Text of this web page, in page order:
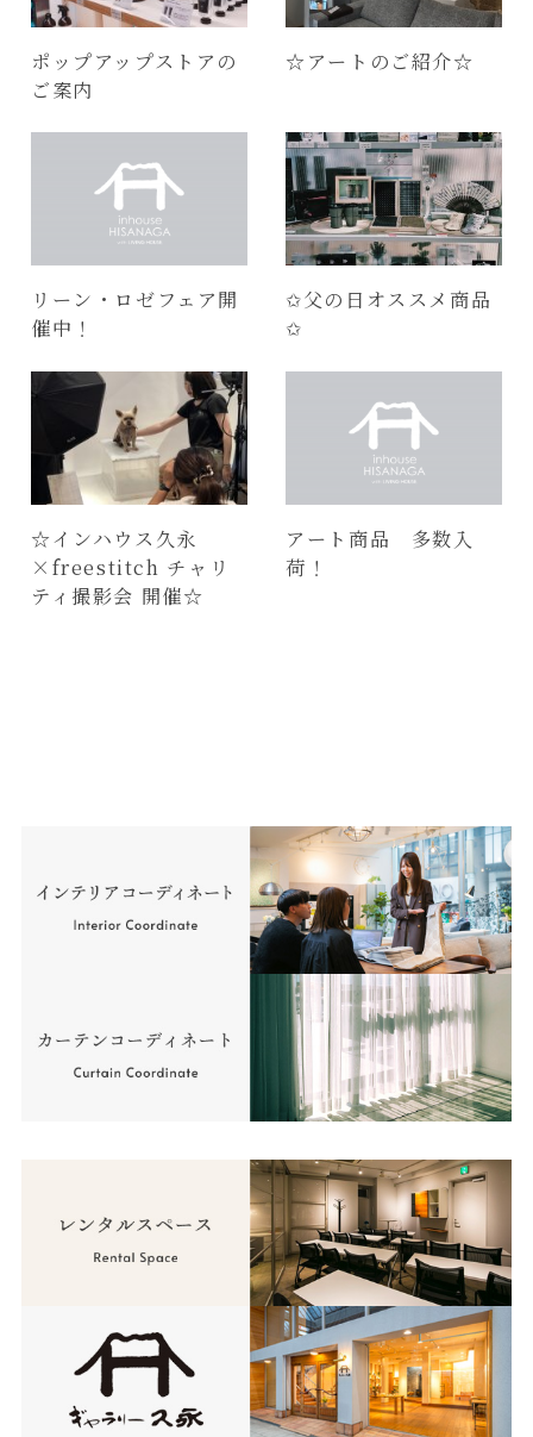
ポップアップストアの
ご案内
☆アートのご紹介☆
リーン・ロゼフェア開
催中！
✩父の日オススメ商品
✩
☆インハウス久永
×freestitch チャリ
ティ撮影会 開催☆
アート商品 多数入
荷！